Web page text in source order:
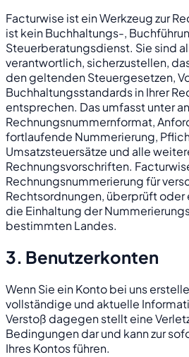
Facturwise ist ein Werkzeug zur
ist kein Buchhaltungs-,
Steuerberatungsdienst. Sie sind
verantwortlich, sicherzustellen,
den geltenden Steuergesetzen,
Buchhaltungsstandards in Ihrer
entsprechen. Das umfasst unter
Rechnungsnummernformat,
fortlaufende Nummerierung,
Umsatzsteuersätze und alle
Rechnungsvorschriften.
Rechnungsnummerierung für
Rechtsordnungen, überprüft
die Einhaltung der
bestimmten Landes.
3. Benutzerkonten
Wenn Sie ein Konto bei uns
vollständige und aktuelle
Verstoß dagegen stellt eine
Bedingungen dar und kann zur
Ihres Kontos führen.